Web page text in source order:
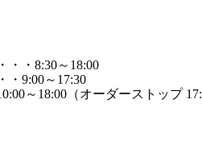
・・ 8:30～18:00
・ 9:00～17:30
～18:00 （オーダーストップ